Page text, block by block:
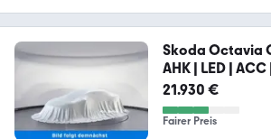
Skoda Octavia
AHK | LED |
21.930 €
Fairer Preis